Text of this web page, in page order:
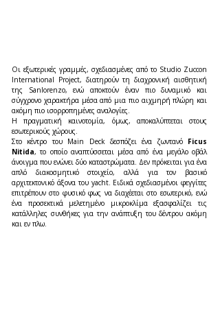
Οι εξωτερικές γραμμές, σχεδιασμένες από το Studio Zuccon
International Project, διατηρούν τη διαχρονική αισθητική
της Sanlorenzo, ενώ αποκτούν έναν πιο δυναμικό και
σύγχρονο χαρακτήρα μέσα από μια πιο αιχμηρή πλώρη και
ακόμη πιο ισορροπημένες αναλογίες.
Η πραγματική καινοτομία, όμως, αποκαλύπτεται στους
εσωτερικούς χώρους.
Στο κέντρο του Main Deck δεσπόζει ένα ζωντανό Ficus
Nitida, το οποίο αναπτύσσεται μέσα από ένα μεγάλο οβάλ
άνοιγμα που ενώνει δύο καταστρώματα. Δεν πρόκειται για ένα
απλό διακοσμητικό στοιχείο, αλλά για τον βασικό
αρχιτεκτονικό άξονα του yacht. Ειδικά σχεδιασμένοι φεγγίτες
επιτρέπουν στο φυσικό φως να διαχέεται στο εσωτερικό, ενώ
ένα προσεκτικά μελετημένο μικροκλίμα εξασφαλίζει τις
κατάλληλες συνθήκες για την ανάπτυξη του δέντρου ακόμη
και εν πλω.